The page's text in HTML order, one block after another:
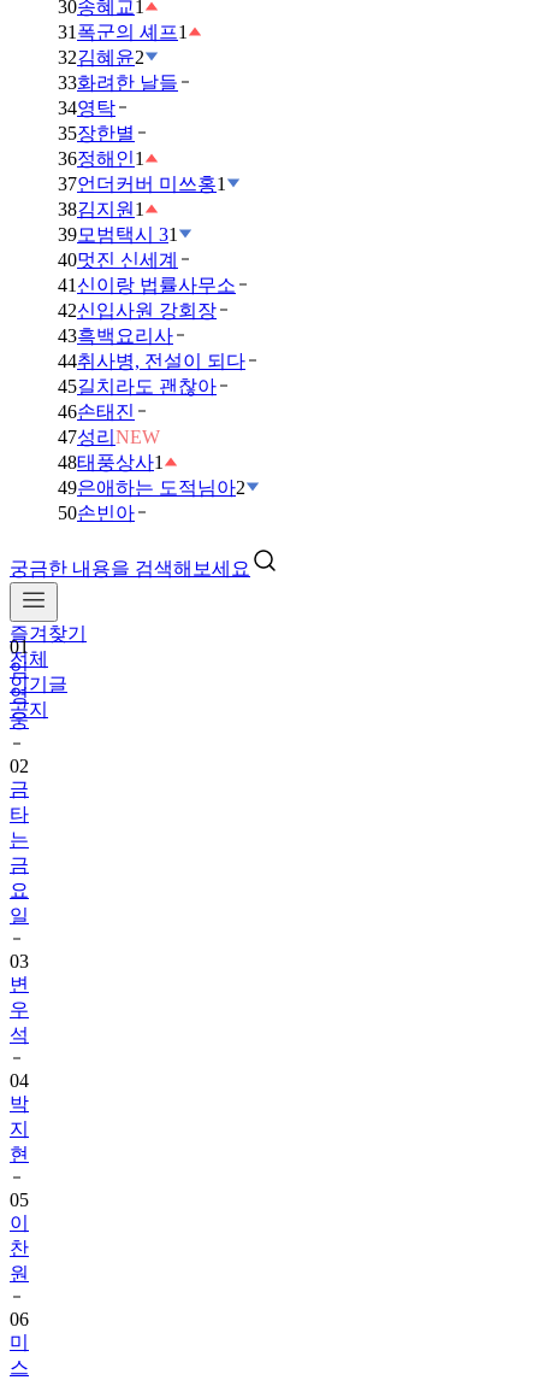
30송혜교1
31 폭군의 셰프1
32김혜윤2
33화려한 날들
34영탁
35장한별
36정해인1
37언더커버 미쓰홍1
38김지원 1
39모범택시 31
40멋진 신세계
41 신이랑 법률사무소
42신입사원 강회장
43흑백요리사
44취사병, 전설이 되다
45길치라도 괜찮아
46손태진
47성리 NEW
48태풍상사1
49은애하는 도적님아2
50손빈아
궁금한 내용을 검색해보세요
즐겨찾기
전체
인기글
공지
01
임
영
웅
02
금
타
는
금
요
일
03
변
우
석
04
박
지
현
05
이
찬
원
06
미
스